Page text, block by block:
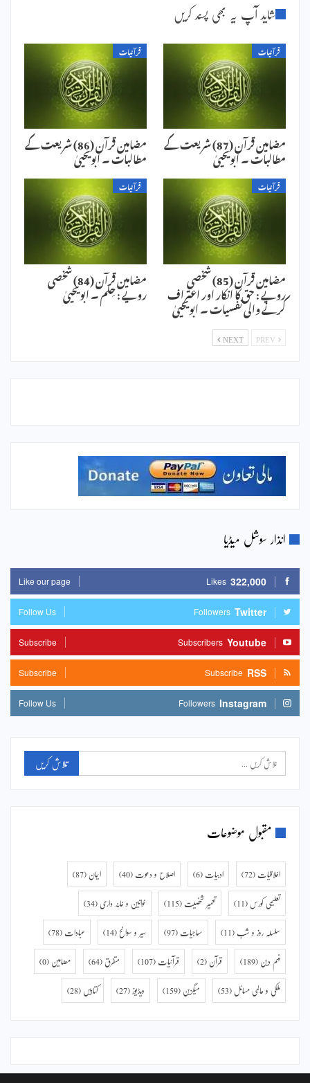
شاید آپ یہ بھی پسند کریں
قرآنیات
مضامین قرآن (87) شریعت کے
مطالبات ۔ ابویحییٰ
قرآنیات
مضامین قرآن (86) شریعت کے
مطالبات ۔ ابویحییٰ
قرآنیات
مضامین قرآن (85) شخصی
رویے : حق کا انکار اور اعتراف
کرنے والی نفسیات ۔ ابویحییٰ
قرآنیات
مضامین قرآن (84) شخصی
رویے : حِلم ۔ ابویحییٰ
NEXT
انذار سوشل میڈیا
322,000
Likes
Like our page
Twitter
Followers
Follow Us
Youtube
Subscribers
Subscribe
RSS
Subscribe
Subscribe
Instagram
Followers
Follow Us
مقبول موضوعات
اخلاقیات (72) ادبیات (6) اصلاح و دعوت (40) ایمان (87)
تعلیمی کورس (11) تعمیر شخصیت (115) خواتین و خانہ داری (34)
سلسلہ روز و شب (11) سماجیات (97) سیر و سوانح (14) عبادات (78)
فہم دین (189) قرآن (2) قرآنیات (107) متفرق (64) مضامین (0)
ملکی و عالمی مسائل (53) میگزین (159) ویڈیوز (27) کتابیں (28)